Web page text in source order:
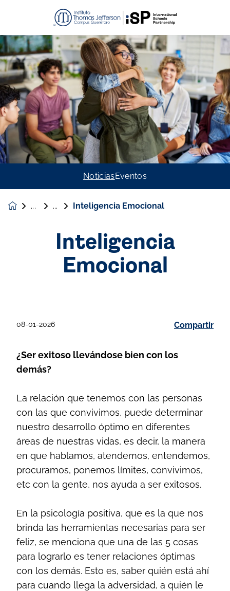
NoticiasEventos
Inteligencia Emocional
Inteligencia
Emocional
08-01-2026 Compartir
¿Ser exitoso llevándose bien con los
demás?
La relación que tenemos con las personas
con las que convivimos, puede determinar
nuestro desarrollo óptimo en diferentes
áreas de nuestras vidas, es decir, la manera
en que hablamos, atendemos, entendemos,
procuramos, ponemos límites, convivimos,
etc con la gente, nos ayuda a ser exitosos.
En la psicología positiva, que es la que nos
brinda las herramientas necesarias para ser
feliz, se menciona que una de las 5 cosas
para lograrlo es tener relaciones óptimas
con los demás. Esto es, saber quién está ahí
para cuando llega la adversidad, a quién le